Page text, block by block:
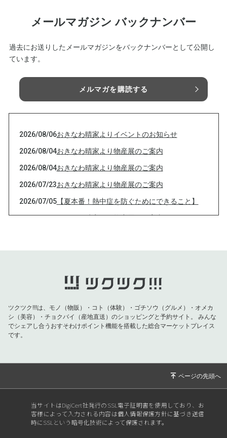
メールマガジン バックナンバー
過去にお送りしたメールマガジンをバックナンバーとして公開し
ています。
メルマガを購読する
2026/08/06おきなわ晴家よりイベントのお知らせ
2026/08/04おきなわ晴家より物産展のご案内
2026/08/04おきなわ晴家より物産展のご案内
2026/07/23おきなわ晴家より物産展のご案内
2026/07/05【夏本番！熱中症を防ぐためにできること】
2026/07/01おきなわ晴家より物産展のご案内
2026/07/01おきなわ晴家より物産展のご案内
おきなわ晴家よりイベントのご案内
り物！対象商品が10％OFF！
2026/06/04 【重要】おきなわ晴家より黒糖バラエティ 終売
2026/04/29おきなわ晴家より物産展のご案内
2026/04/29おきなわ晴家より物産展のご案内
2026/04/24おきなわ晴家より物産展のご案内
ツクツク!!!は、モノ（物販）・コト（体験）・ゴチソウ（グルメ）・オメカ
シ（美容）・チョクバイ（産地直送）のショッピングと予約サイト。
みんな
でシェアし合うおすそわけポイント機能を搭載した総合マーケットプレイス
です。
当サイトはDigiCert社発行のSSL電子証明書を使用しており、お
客様によって入力される内容は個人情報保護方針に基づき送信
時にSSLという暗号化技術によって保護されます。